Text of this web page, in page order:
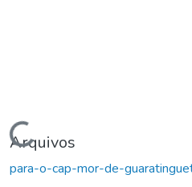
Carregando...
Arquivos
para-o-cap-mor-de-